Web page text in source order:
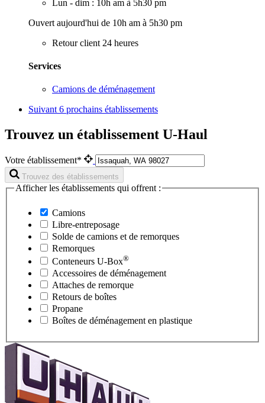
Lun - dim : 10h am à 5h30 pm
Ouvert aujourd'hui de 10h am à 5h30 pm
Retour client 24 heures
Services
Camions de déménagement
Suivant 6 prochains établissements
Trouvez un établissement U-Haul
Votre établissement*
Trouvez des établissements
Afficher les établissements qui offrent :
Camions
Libre-entreposage
Solde de camions et de remorques
Remorques
Conteneurs U-Box®
Accessoires de déménagement
Attaches de remorque
Retours de boîtes
Propane
Boîtes de déménagement en plastique